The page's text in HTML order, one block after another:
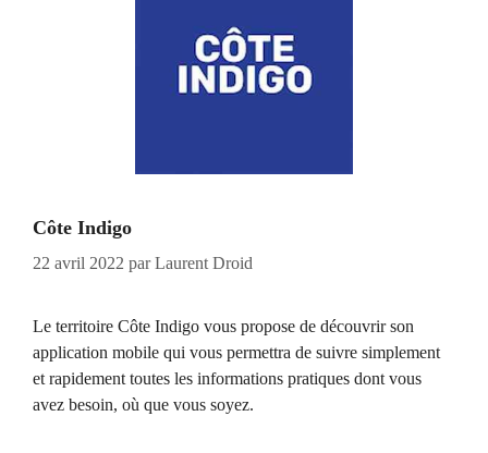
Côte Indigo
22 avril 2022 parLaurent Droid
Le territoire Côte Indigo vous propose de découvrir son
application mobile qui vous permettra de suivre simplement
et rapidement toutes les informations pratiques dont vous
avez besoin, où que vous soyez.